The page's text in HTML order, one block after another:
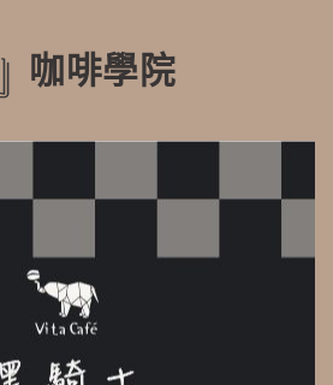
咖啡學院